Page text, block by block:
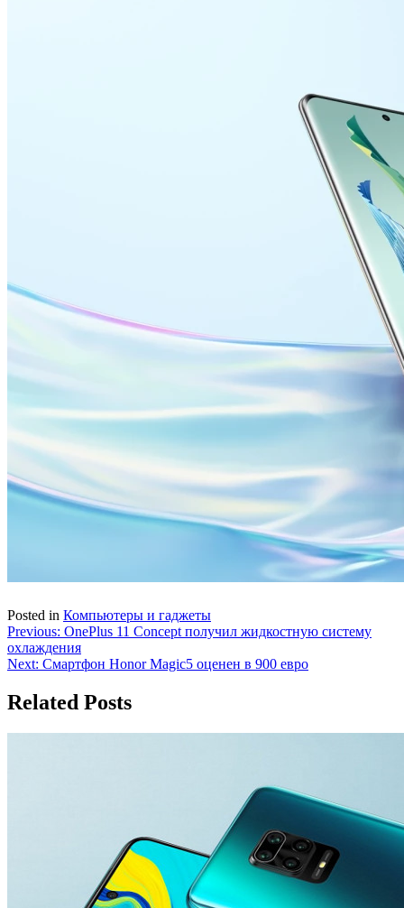
Posted in Компьютеры и гаджеты
Навигация
по
Previous: OnePlus 11 Concept получил жидкостную систему
охлаждения
Next: Смартфон Honor Magic5 оценен в 900 евро
Related Posts